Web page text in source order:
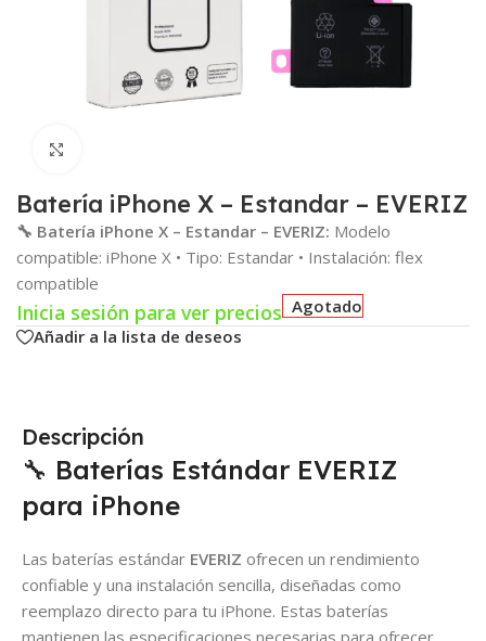
Batería iPhone X – Estandar – EVERIZ
🔧 Batería iPhone X – Estandar – EVERIZ: Modelo
compatible: iPhone X • Tipo: Estandar • Instalación: flex
compatible
Inicia sesión para ver precios Agotado
Añadir a la lista de deseos
Descripción
🔧 Baterías Estándar EVERIZ
para iPhone
Las baterías estándar EVERIZ ofrecen un rendimiento
confiable y una instalación sencilla, diseñadas como
reemplazo directo para tu iPhone. Estas baterías
mantienen las especificaciones necesarias para ofrecer